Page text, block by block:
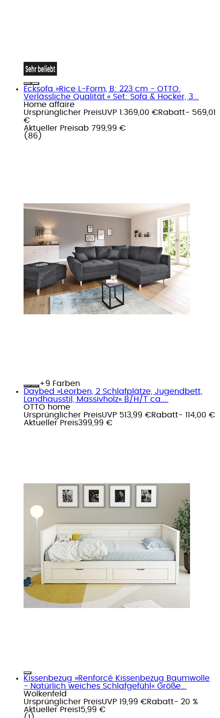
Ecksofa »Rice L-Form, B: 223 cm - OTTO.
Verlässliche Qualität.« Set: Sofa & Hocker, 3...
Home affaire
Ursprünglicher PreisUVP 1.369,00 €Rabatt- 569,01
€
Aktueller Preisab 799,99 €
( 86 )
+
Farben
Daybed »Leorben, 2 Schlafplätze, Jugendbett,
Landhausstil, Massivholz« B/H/T ca....
OTTO home
Ursprünglicher PreisUVP 513,99 €Rabatt- 114,00 €
Aktueller Preis399,99 €
Kissenbezug »Renforcé Kissenbezug Baumwolle
- Natürlich weiches Schlafgefühl« Größe...
Wolkenfeld
Ursprünglicher PreisUVP 19,99 €Rabatt- 20 %
Aktueller Preis15,99 €